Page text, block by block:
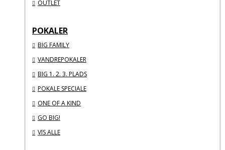
OUTLET
POKALER
BIG FAMILY
VANDREPOKALER
BIG 1. 2. 3. PLADS
POKALE SPECIALE
ONE OF A KIND
GO BIG!
VIS ALLE